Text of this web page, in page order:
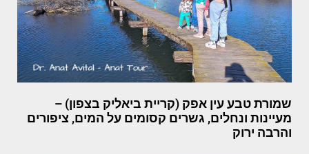
שמורת טבע עין אפק (קריית ביאליק בצפון) –
מעיינות ונחלים, גשרים קסומים על המים, ציפורים
והרבה ירוק